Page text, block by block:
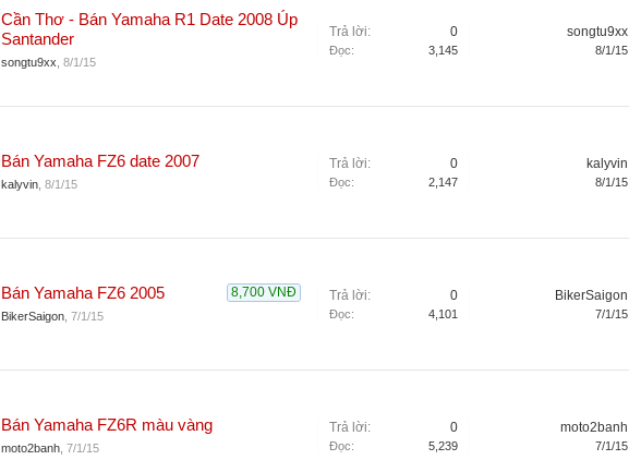
Cần Thơ - Bán Yamaha R1 Date 2008 Úp
Santander
songtu9xx 8/1/15
Trả lời: 0
Đọc: 3,145
songtu9xx
8/1/15
Bán Yamaha FZ6 date 2007
kalyvin 8/1/15
Trả lời: 0
Đọc: 2,147
kalyvin
8/1/15
8,700 VNĐ
Bán Yamaha FZ6 2005
BikerSaigon 7/1/15
Trả lời: 0
Đọc: 4,101
BikerSaigon
7/1/15
Bán Yamaha FZ6R màu vàng
moto2banh 7/1/15
Trả lời: 0
Đọc: 5,239
moto2banh
7/1/15